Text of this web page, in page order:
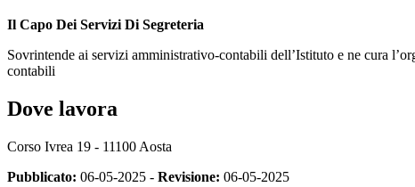
Il Capo Dei Servizi Di Segreteria
Sovrintende ai servizi amministrativo-contabili dell’Istituto e ne cura
contabili
Dove lavora
Corso Ivrea 19 - 11100 Aosta
Pubblicato: 06-05-2025 - Revisione: 06-05-2025